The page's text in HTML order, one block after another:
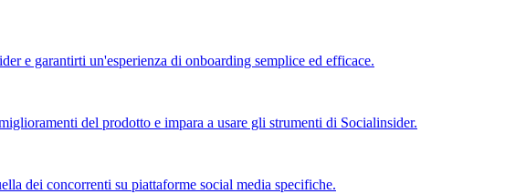
e garantirti un'esperienza di onboarding semplice ed efficace.
del prodotto e impara a usare gli strumenti di Socialinsider.
dei concorrenti su piattaforme social media specifiche.